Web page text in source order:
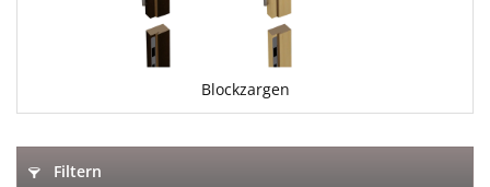
Blockzargen
Filtern